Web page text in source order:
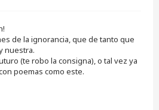
de la ignorancia, que de tanto que
nuestra.
(te robo la consigna), o tal vez ya
poemas como este.